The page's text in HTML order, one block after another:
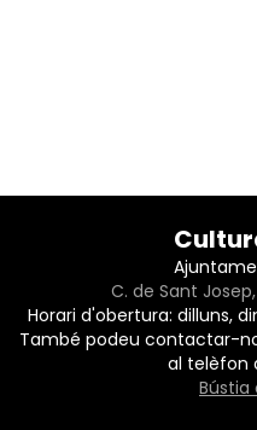
C. de Sant
Horari d'obertura: dilluns,
També podeu contactar-
al telèfon